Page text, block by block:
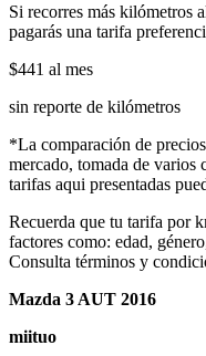
Si recorres más kilómetros
pagarás una tarifa
$441 al mes
sin reporte de kilómetros
*La comparación de
mercado, tomada de varios
tarifas aqui presentadas
Recuerda que tu tarifa por
factores como: edad,
Consulta términos y
Mazda 3 AUT 2016
miituo